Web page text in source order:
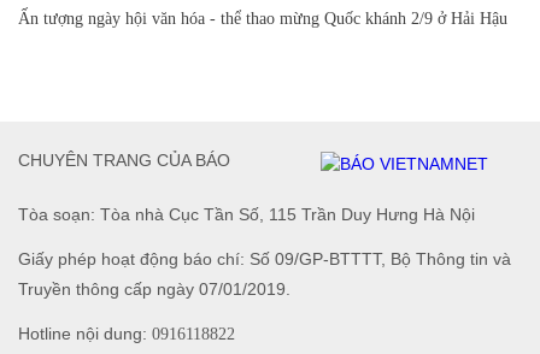
Ấn tượng ngày hội văn hóa - thể thao mừng Quốc khánh 2/9 ở Hải Hậu
Tòa soạn: Tòa nhà Cục Tần Số, 115 Trần Duy Hưng Hà Nội
Giấy phép hoạt động báo chí: Số 09/GP-BTTTT, Bộ Thông tin và
Truyền thông cấp ngày 07/01/2019.
Hotline nội dung: 0916118822
CHUYÊN TRANG CỦA BÁO